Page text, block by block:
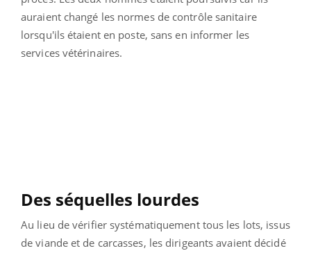
auraient changé les normes de contrôle sanitaire
lorsqu'ils étaient en poste, sans en informer les
services vétérinaires.
Des séquelles lourdes
Au lieu de vérifier systématiquement tous les lots, issus
de viande et de carcasses, les dirigeants avaient décidé